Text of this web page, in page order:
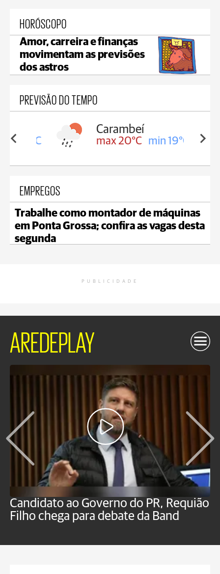
HORÓSCOPO
Amor, carreira e finanças
movimentam as previsões
dos astros
PREVISÃO DO TEMPO
19°C
Carambeí
max 20°C min 19°C
EMPREGOS
Trabalhe como montador de máquinas
em Ponta Grossa; confira as vagas desta
segunda
PUBLICIDADE
AREDEPLAY
Candidato ao Governo do PR, Requião
Filho chega para debate da Band